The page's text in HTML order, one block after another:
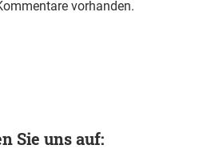
vorhanden.
Sie uns auf: